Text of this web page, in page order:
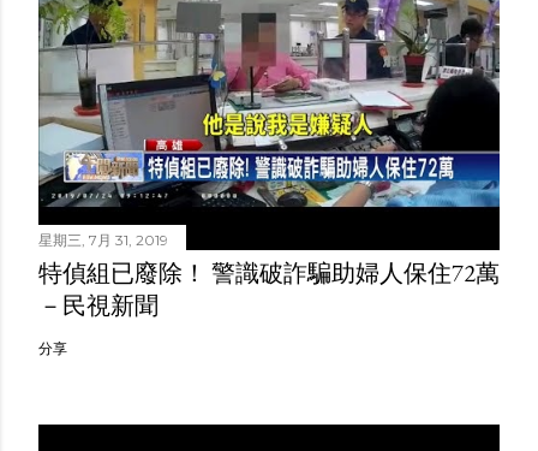
星期三, 7月 31, 2019
特偵組已廢除！ 警識破詐騙助婦人保住72萬
－民視新聞
分享